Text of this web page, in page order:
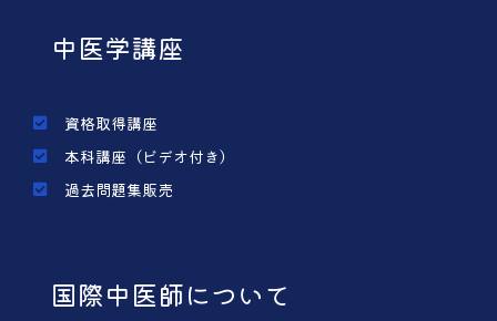
中医学講座
資格取得講座
本科講座（ビデオ付き）
過去問題集販売
国際中医師について